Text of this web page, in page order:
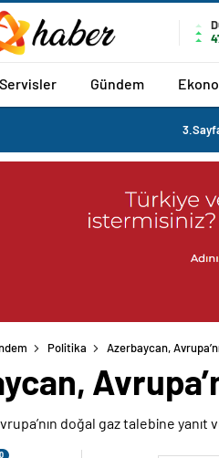
Servisler Gündem
Politika Azerbaycan,
0